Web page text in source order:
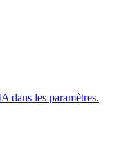
dans les paramètres.